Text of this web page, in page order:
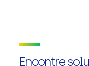
Encontre